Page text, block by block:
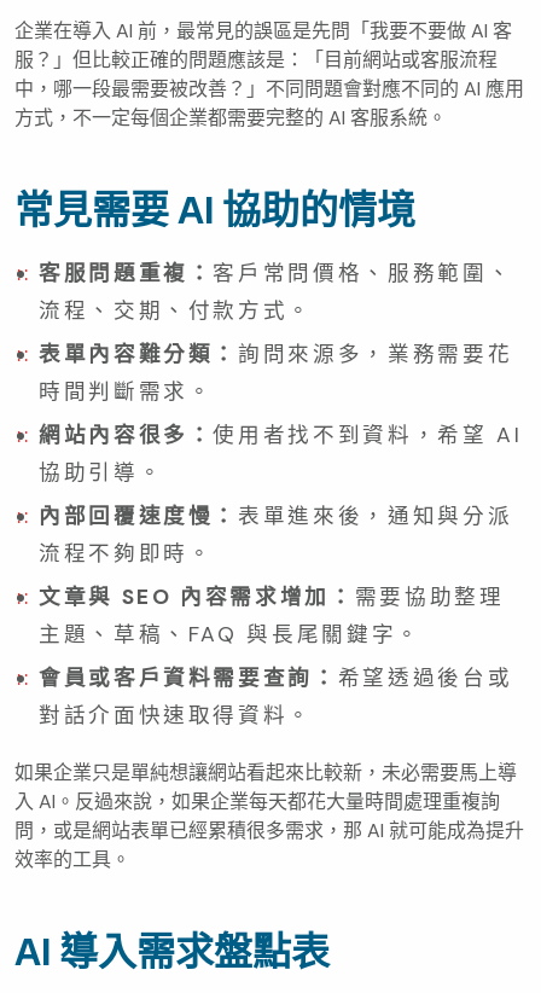
企業在導入 AI 前，最常見的誤區是先問「我要不要做 AI 客
服？」但比較正確的問題應該是：「目前網站或客服流程
中，哪一段最需要被改善？」不同問題會對應不同的 AI 應用
方式，不一定每個企業都需要完整的 AI 客服系統。
常見需要 AI 協助的情境
客服問題重複： 客戶常問價格、服務範圍、
流程、交期、付款方式。
表單內容難分類： 詢問來源多，業務需要花
時間判斷需求。
網站內容很多：使用者找不到資料，希望 AI
協助引導。
內部回覆速度慢： 表單進來後，通知與分派
流程不夠即時。
文章與 SEO 內容需求增加： 需要協助整理
主題、草稿、FAQ 與長尾關鍵字。
會員或客戶資料需要查詢： 希望透過後台或
對話介面快速取得資料。
如果企業只是單純想讓網站看起來比較新，未必需要馬上導
入 AI。反過來說，如果企業每天都花大量時間處理重複詢
問，或是網站表單已經累積很多需求，那 AI 就可能成為提升
效率的工具。
AI 導入需求盤點表